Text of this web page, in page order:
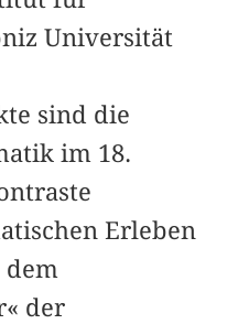
Universität
sind die
im 18.
Erleben
dem
der